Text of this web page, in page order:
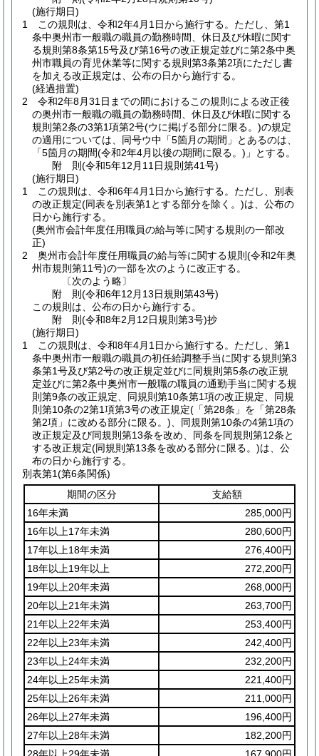
(施行期日)
1
この規則は、令和2年4月1日から施行する。 ただし、第1
条中奥州市一般職の職員の勤務時間、休日及び休暇に関す
る規則第8条第15号及び第16号の改正規定並びに第2条中奥
州市職員の育児休業等に関する規則第3条第2項にただし書
を加える改正規定は、公布の日から施行する。
(経過措置)
2
令和2年8月31日までの間におけるこの規則による改正後
の奥州市一般職の職員の勤務時間、休日及び休暇に関する
規則第2条の3第1項第2号(ウに掲げる部分に限る。)の規定
の適用については、同号ウ中「5箇月の期間」とあるのは、
「5箇月の期間(令和2年4月以後の期間に限る。) 」とする。
附 則(令和5年12月11日規則第41号)
(施行期日)
1
この規則は、令和6年4月1日から施行する。 ただし、別表
の改正規定(同表を別表第1とする部分を除く。)は、公布の
日から施行する。
(奥州市会計年度任用職員の給与等に関する規則の一部改
正)
2
奥州市会計年度任用職員の給与等に関する規則 (令和2年奥
州市規則第11号)の一部を次のように改正する。
〔次のよう略〕
附 則(令和6年12月13日規則第43号)
この規則は、公布の日から施行する。
附 則(令和8年2月12日規則第3号)抄
(施行期日)
1
この規則は、令和8年4月1日から施行する。 ただし、第1
条中奥州市一般職の職員の初任給調整手当に関する規則第3
条第1号及び第2号の改正規定並びに同規則第5条の改正規
定並びに第2条中奥州市一般職の職員の通勤手当に関する規
則第9条の改正規定、同規則第10条第1項の改正規定、同規
則第10条の2第1項第3号の改正規定(「第28条」を「第28条
第2項」に改める部分に限る。) 、同規則第10条の4第1項の
改正規定及び同規則第13条を改め、同条を同規則第12条と
する改正規定(同規則第13条を改める部分に限る。)は、公
布の日から施行する。
別表第1(第6条関係)
期間の区分
支給額
16年未満
285,000円
16年以上17年未満
280,600円
17年以上18年未満
276,400円
18年以上19年以上
272,200円
19年以上20年未満
268,000円
20年以上21年未満
263,700円
21年以上22年未満
253,400円
22年以上23年未満
242,400円
23年以上24年未満
232,200円
24年以上25年未満
221,400円
25年以上26年未満
211,000円
26年以上27年未満
196,400円
27年以上28年未満
182,200円